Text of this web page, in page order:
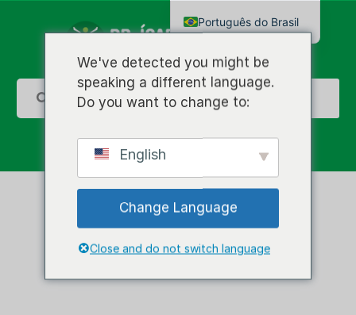
Sono
We've detected you might be
speaking a different language.
Do you want to change to:
English
Change Language
Close and do not switch language
Português do Brasil